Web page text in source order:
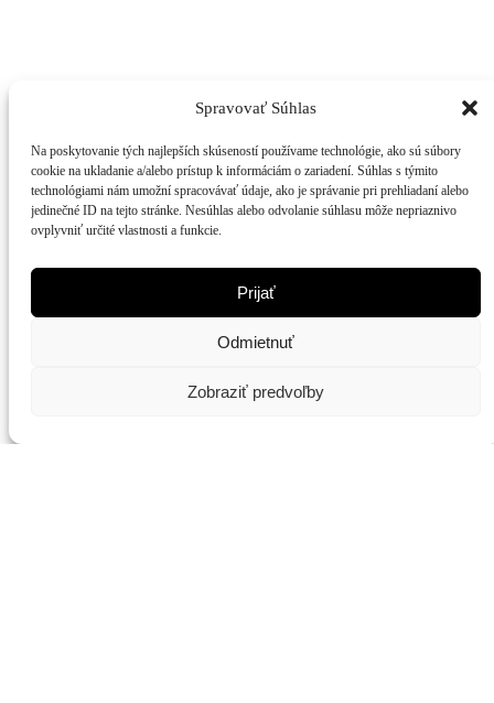
Spravovať Súhlas
Na poskytovanie tých najlepších skúseností používame technológie, ako sú súbory
cookie na ukladanie a/alebo prístup k informáciám o zariadení. Súhlas s týmito
technológiami nám umožní spracovávať údaje, ako je správanie pri prehliadaní alebo
jedinečné ID na tejto stránke. Nesúhlas alebo odvolanie súhlasu môže nepriaznivo
ovplyvniť určité vlastnosti a funkcie.
Prijať
Odmietnuť
Zobraziť predvoľby